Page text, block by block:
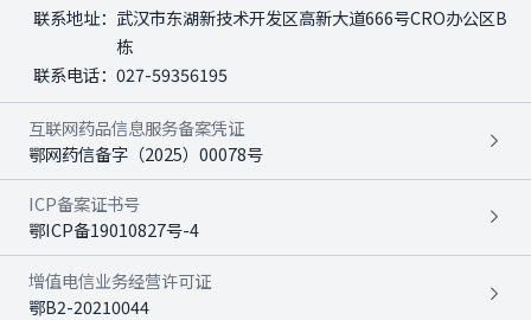
联系地址： 武汉市东湖新技术开发区高新大道666号CRO办公区B
栋
联系电话： 027-59356195
互联网药品信息服务备案凭证
鄂网药信备字（2025）00078号
ICP备案证书号
鄂ICP备19010827号-4
增值电信业务经营许可证
鄂B2-20210044